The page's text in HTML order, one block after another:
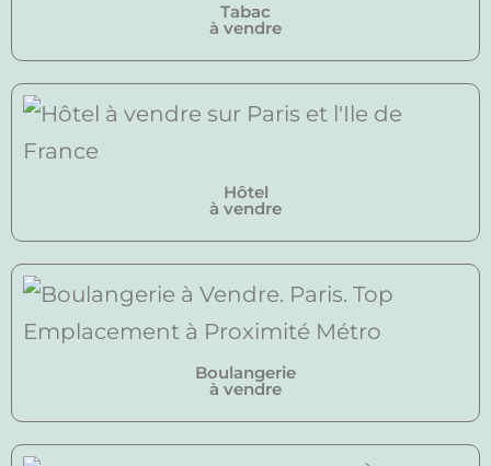
Tabac
à vendre
Hôtel
à vendre
Boulangerie
à vendre